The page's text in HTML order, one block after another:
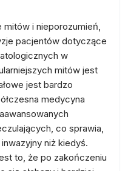
i nieporozumień,
pacjentów dotyczące
w
mitów jest
jest bardzo
medycyna
co sprawia,
niż kiedyś.
to, że po zakończeniu